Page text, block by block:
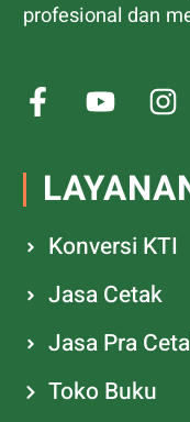
profesional dan
Konversi KTI
Jasa Cetak
Jasa Pra
Toko Buku